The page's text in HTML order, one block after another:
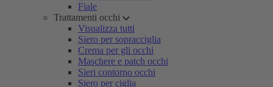
Fiale
Trattamenti occhi
Visualizza tutti
Siero per sopracciglia
Crema per gli occhi
Maschere e patch occhi
Sieri contorno occhi
Siero per ciglia